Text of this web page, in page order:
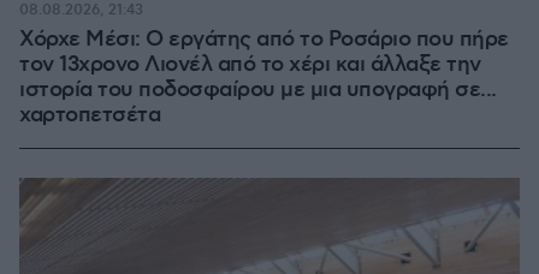
Χόρχε Μέσι: Ο εργάτης από το Ροσάριο που πήρε
τον 13χρονο Λιονέλ από το χέρι και άλλαξε την
ιστορία του ποδοσφαίρου με μια υπογραφή σε...
χαρτοπετσέτα
08.08.2026, 21:43